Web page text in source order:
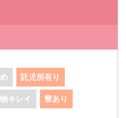
託児所有り
キレイ 寮あり